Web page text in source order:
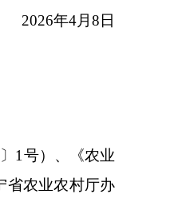
2026年4月8日
1号）、《农业
省农业农村厅办